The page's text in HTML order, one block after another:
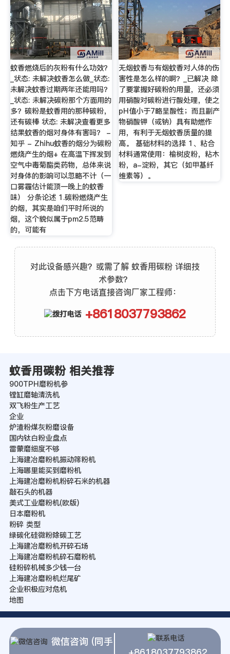
蚊香燃烧后的灰粉有什么功效？
_状态: 未解决蚊香怎么做_状态:
未解决蚊香过期两年还能用吗？
_状态: 未解决碳粉那个方面用的
多？碳粉是蚊香用的那种碳粉，
还有碳棒 状态: 未解决查看更多
结果蚊香的烟对身体有害吗？ -
知乎 - Zhihu蚊香的烟分为碳粉
燃烧产生的烟+ 在高温下挥发到
空气中毒菊酯类药物，总体来说
对身体的影响可以忽略不计（一
口雾霾估计能顶一晚上的蚊香
味） 分条论述 1.碳粉燃烧产生
的烟，其实是咱们平时所说的
烟，这个貌似属于pm2.5范畴
的，可能有
无烟蚊香与有烟蚊香对人体的伤
害性是怎么样的啊？_已解决 除
了要掌握好碳粉的用量，还必须
用硝酸对碳粉进行酸处理，使之
pH值小于7略呈酸性；而且副产
物硝酸钾（或钠）具有助燃作
用，有利于无烟蚊香质量的提
高。 基础材料的选择 1、粘合
材料通常使用：榆树皮粉，粘木
粉，a-淀粉，其它（如甲基纤
维素等）。
对此设备感兴趣？或需了解 蚊香用碳粉 详细技
术参数？
点击下方电话直接咨询厂家工程师：
+8618037793862
蚊香用碳粉 相关推荐
900TPH磨粉机参
镗缸磨轴清洗机
双飞粉生产工艺
企业
炉渣粉煤灰粉磨设备
国内钛白粉业盘点
雷蒙磨细度不够
上海建冶磨粉机振动筛粉机
上海哪里能买到磨粉机
上海建冶磨粉机粉碎石米的机器
敲石头的机器
美式工业磨粉机(欧版)
日本磨粉机
粉碎 类型
绿碳化硅微粉除碳工艺
上海建冶磨粉机开碎石场
上海建冶磨粉机碎石磨粉机
硅粉碎机械多少钱一台
上海建冶磨粉机烂尾矿
企业积极应对危机
地图
微信咨询 (同手